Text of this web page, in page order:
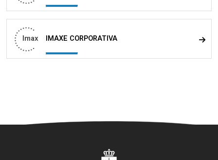
Imax IMAXE CORPORATIVA